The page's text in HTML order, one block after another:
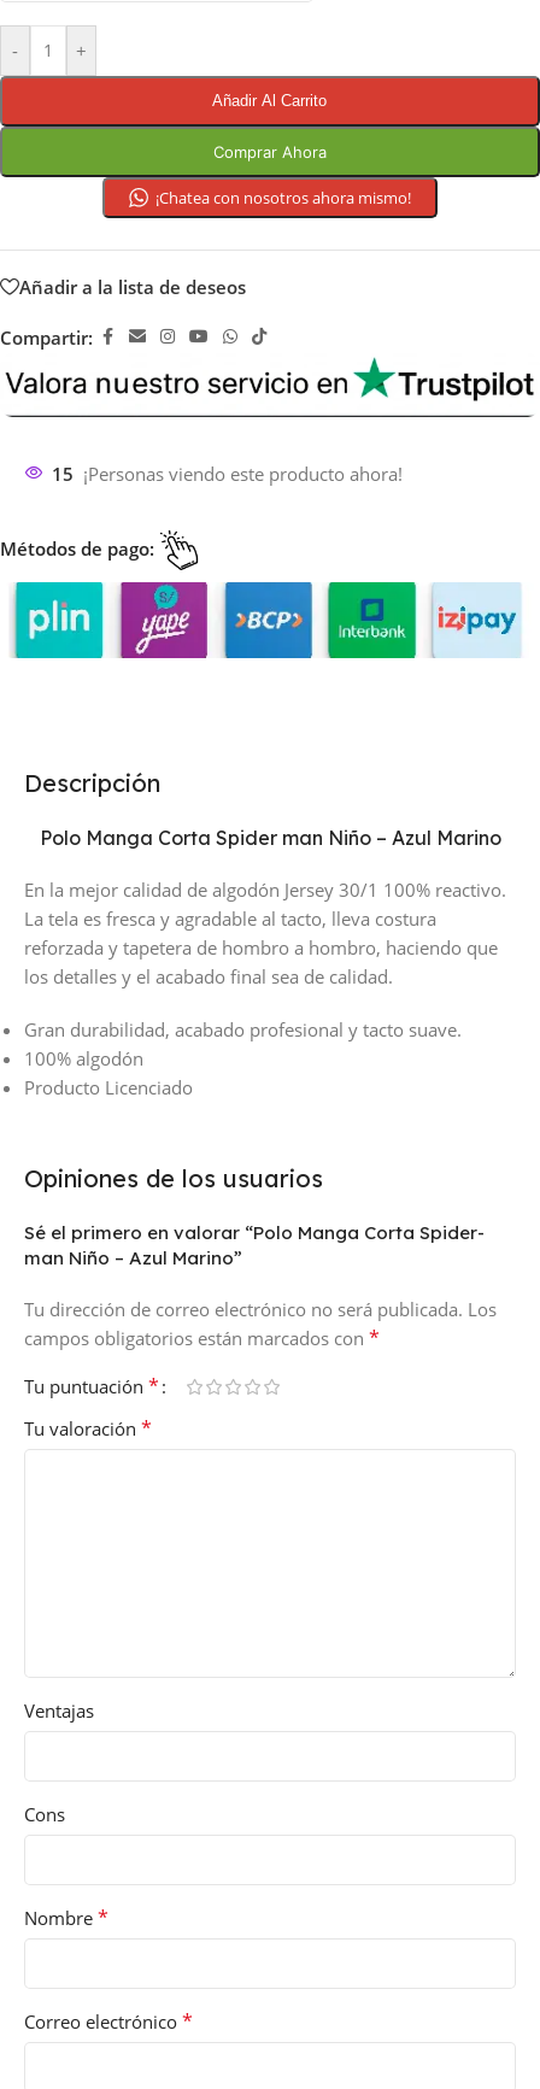
- +
Añadir Al Carrito
Comprar Ahora
¡Chatea con nosotros ahora mismo!
Añadir a la lista de deseos
Compartir:
15 ¡Personas viendo este producto ahora!
Métodos de pago:
Descripción
Polo Manga Corta Spider man Niño – Azul Marino
En la mejor calidad de algodón Jersey 30/1 100% reactivo.
La tela es fresca y agradable al tacto, lleva costura
reforzada y tapetera de hombro a hombro, haciendo que
los detalles y el acabado final sea de calidad.
Gran durabilidad, acabado profesional y tacto suave.
100% algodón
Producto Licenciado
Opiniones de los usuarios
Sé el primero en valorar “Polo Manga Corta Spider-
man Niño – Azul Marino”
Tu dirección de correo electrónico no será publicada. Los
campos obligatorios están marcados con *
Tu puntuación *
Tu valoración *
Ventajas
Cons
Nombre *
Correo electrónico *